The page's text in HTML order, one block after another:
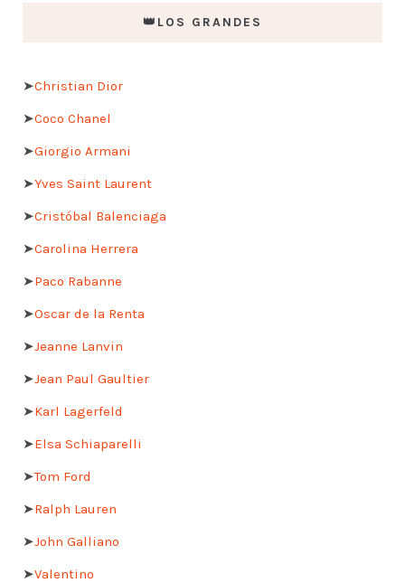
👑LOS GRANDES
➤Christian Dior
➤Coco Chanel
➤Giorgio Armani
➤Yves Saint Laurent
➤Cristóbal Balenciaga
➤Carolina Herrera
➤Paco Rabanne
➤Oscar de la Renta
➤Jeanne Lanvin
➤Jean Paul Gaultier
➤Karl Lagerfeld
➤Elsa Schiaparelli
➤Tom Ford
➤Ralph Lauren
➤John Galliano
➤Valentino